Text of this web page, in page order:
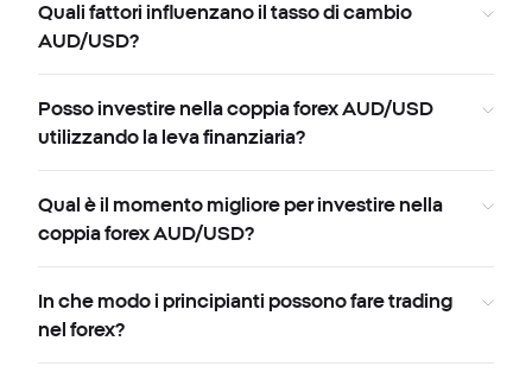
Quali fattori influenzano il tasso di cambio
AUD/USD?
Posso investire nella coppia forex AUD/USD
utilizzando la leva finanziaria?
Qual è il momento migliore per investire nella
coppia forex AUD/USD?
In che modo i principianti possono fare trading
nel forex?